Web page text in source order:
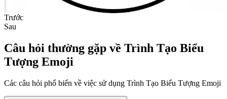
Trước
Sau
Câu hỏi thường gặp về Trình Tạo Biểu
Tượng Emoji
Các câu hỏi phổ biến về việc sử dụng Trình Tạo Biểu Tượng Emoji